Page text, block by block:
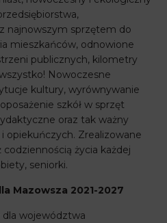
najnowszym sprzętem do
mieszkańców, odnowione
publicznych, kilometry
Nowoczesne
kultury, wyrównywanie
szkół w sprzęt
oraz tak ważny
opiekuńczych. Zrealizowane
życia każdej
seniorki.
Mazowsza 2021-2027
województwa